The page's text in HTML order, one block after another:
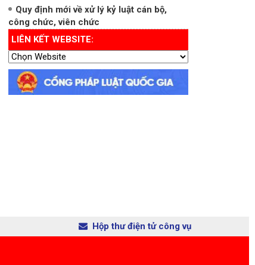
Quy định mới về xử lý kỷ luật cán bộ,
công chức, viên chức
LIÊN KẾT WEBSITE:
Hộp thư điện tử công vụ